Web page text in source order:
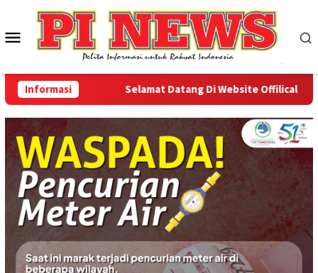
konten
Menu
Mobile
Informasi Selamat Datang Di Website Offilical PI-